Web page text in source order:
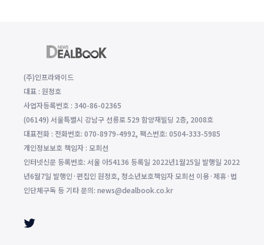
(주)인프라와이드
대표 : 원정호
사업자등록번호 : 340-86-02365
(06149) 서울특별시 강남구 선릉로 529 함양재빌딩 2층, 2008호
대표전화 : 전화번호: 070-8979-4992, 팩스번호: 0504-333-5985
개인정보보호 책임자 : 모희선
인터넷신문 등록번호: 서울 아54136 등록일 2022년1월25일 발행일 2022
년6월7일 발행인·편집인 원정호, 청소년보호책임자 모희선 이용·제휴·법
인단체구독 등 기타 문의: news@dealbook.co.kr